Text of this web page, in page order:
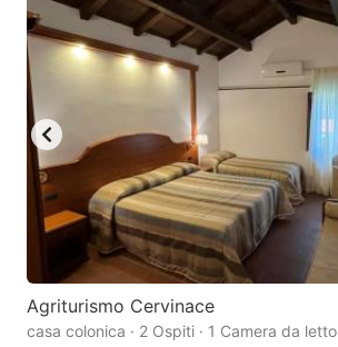
Agriturismo Cervinace
casa colonica · 2 Ospiti · 1 Camera da letto